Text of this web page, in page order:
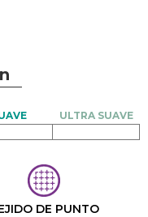
DE PUNTO